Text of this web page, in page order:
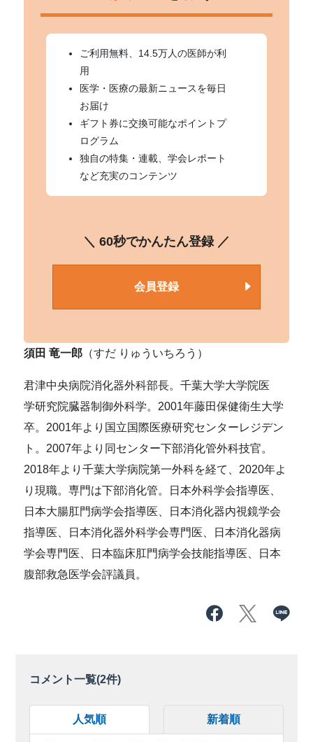
ご利用無料、14.5万人の医師が利
用
医学・医療の最新ニュースを毎日
お届け
ギフト券に交換可能なポイントプ
ログラム
独自の特集・連載、学会レポート
など充実のコンテンツ
＼ 60秒でかんたん登録 ／
会員登録
須田 竜一郎 （すだ りゅういちろう）
君津中央病院消化器外科部長。千葉大学大学院医
学研究院臓器制御外科学。2001年藤田保健衛生大学
卒。2001年より国立国際医療研究センターレジデン
ト。2007年より同センター下部消化管外科技官。
2018年より千葉大学病院第一外科を経て、2020年よ
り現職。専門は下部消化管。日本外科学会指導医、
日本大腸肛門病学会指導医、日本消化器内視鏡学会
指導医、日本消化器外科学会専門医、日本消化器病
学会専門医、日本臨床肛門病学会技能指導医、日本
腹部救急医学会評議員。
コメント一覧(2件)
人気順 新着順